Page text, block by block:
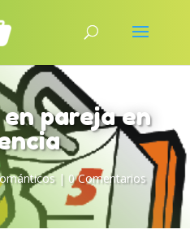
pareja en
| 0 Comentarios